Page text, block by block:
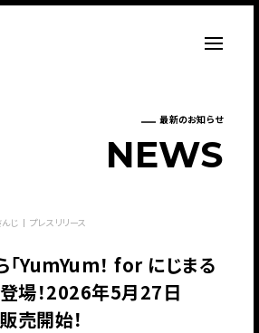
最新のお知らせ
NEWS
じ プレスリリース
「YumYum！ for にじまる
登場！2026年5月27日
売開始！